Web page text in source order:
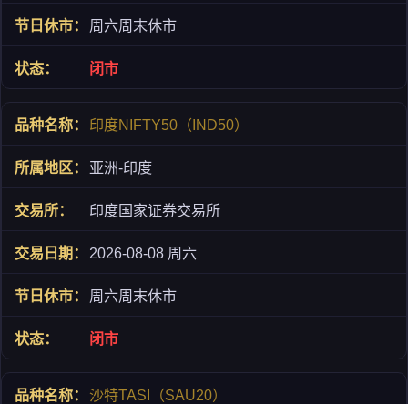
周六周末休市
闭市
印度NIFTY50（IND50）
亚洲-印度
印度国家证券交易所
2026-08-08 周六
周六周末休市
闭市
沙特TASI（SAU20）